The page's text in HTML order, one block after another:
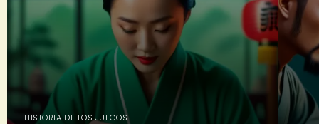
HISTORIA DE LOS JUEGOS